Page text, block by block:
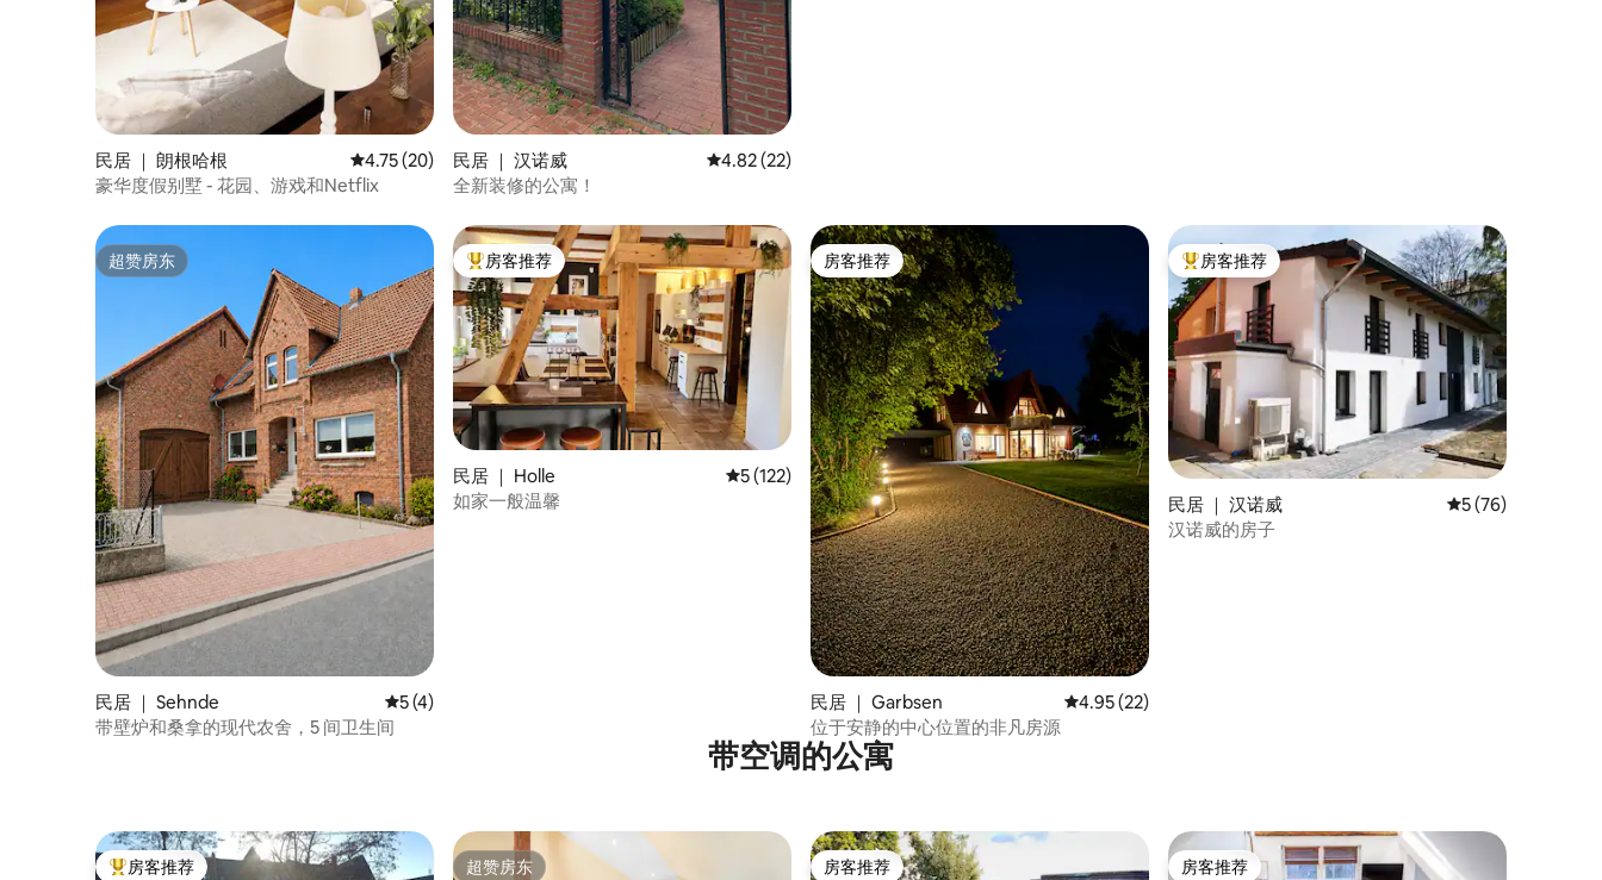
民居 ｜ 朗根哈根 平均评分 4.75 分（满分 5 分），共 20 条评价
4.75 (20)
豪华度假别墅 - 花园、游戏和Netflix
民居 ｜ 汉诺威 平均评分 4.82 分（满分 5 分），共 22 条评价
4.82 (22)
全新装修的公寓！
超赞房东
超赞房东
民居 ｜ Sehnde 平均评分 5 分（满分 5 分），共 4 条评价
5 (4)
带壁炉和桑拿的现代农舍，5 间卫生间
热门「房客推荐」
房客推荐
民居 ｜ Holle 平均评分 5 分（满分 5 分），共 122 条评价
5 (122)
如家一般温馨
房客推荐
房客推荐
民居 ｜ Garbsen 平均评分 4.95 分（满分 5 分），共 22 条评价
4.95 (22)
位于安静的中心位置的非凡房源
热门「房客推荐」
房客推荐
民居 ｜ 汉诺威 平均评分 5 分（满
5 (76)
汉诺威的房子
带空调的公寓
房客推荐 超赞房东 房客推荐 房客推荐